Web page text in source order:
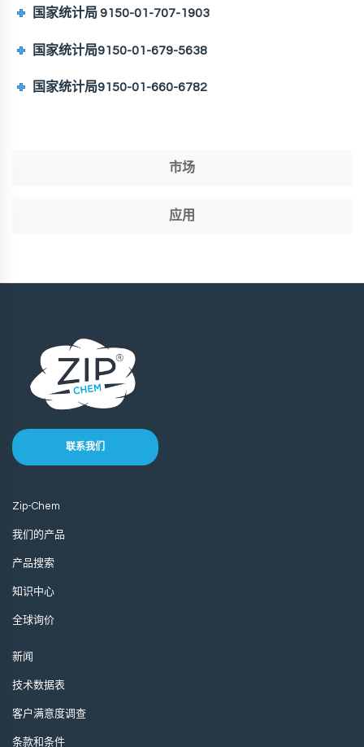
国家统计局 9150-01-707-1903
国家统计局9150-01-679-5638
国家统计局9150-01-660-6782
市场
应用
联系我们
Zip-Chem
我们的产品
产品搜索
知识中心
全球询价
新闻
技术数据表
客户满意度调查
条款和条件